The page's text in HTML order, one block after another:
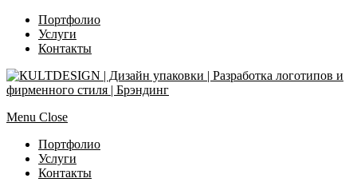
Портфолио
Услуги
Контакты
Menu Close
Портфолио
Услуги
Контакты